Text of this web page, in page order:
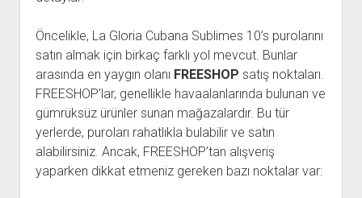
Öncelikle, La Gloria Cubana Sublimes 10’s purolarını
satın almak için birkaç farklı yol mevcut. Bunlar
arasında en yaygın olanı FREESHOP satış noktaları.
FREESHOP’lar, genellikle havaalanlarında bulunan ve
gümrüksüz ürünler sunan mağazalardır. Bu tür
yerlerde, puroları rahatlıkla bulabilir ve satın
alabilirsiniz. Ancak, FREESHOP’tan alışveriş
yaparken dikkat etmeniz gereken bazı noktalar var: